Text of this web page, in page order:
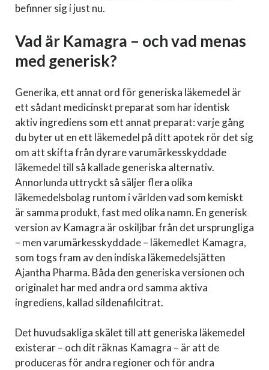
befinner sig i just nu.
Vad är Kamagra – och vad menas
med generisk?
Generika, ett annat ord för generiska läkemedel är
ett sådant medicinskt preparat som har identisk
aktiv ingrediens som ett annat preparat: varje gång
du byter ut en ett läkemedel på ditt apotek rör det sig
om att skifta från dyrare varumärkesskyddade
läkemedel till så kallade generiska alternativ.
Annorlunda uttryckt så säljer flera olika
läkemedelsbolag runtom i världen vad som kemiskt
är samma produkt, fast med olika namn. En generisk
version av Kamagra är oskiljbar från det ursprungliga
– men varumärkesskyddade – läkemedlet Kamagra,
som togs fram av den indiska läkemedelsjätten
Ajantha Pharma. Båda den generiska versionen och
originalet har med andra ord samma aktiva
ingrediens, kallad sildenafilcitrat.
Det huvudsakliga skälet till att generiska läkemedel
existerar – och dit räknas Kamagra – är att de
produceras för andra regioner och för andra